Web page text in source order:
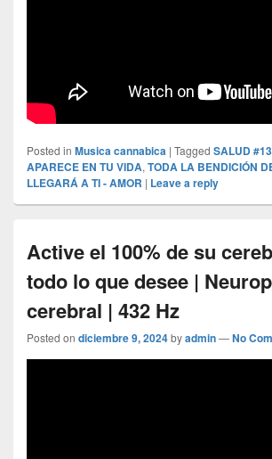
Posted in Musica cannabica | Tagged SALUD #13
APARECE EN TU VIDA, TODA LA BENDICIÓN
LLEGARÁ A TI - AMOR | Leave a reply
Active el 100% de su
todo lo que desee |
cerebral | 432 Hz
Posted on diciembre 9, 2024byadmin—No